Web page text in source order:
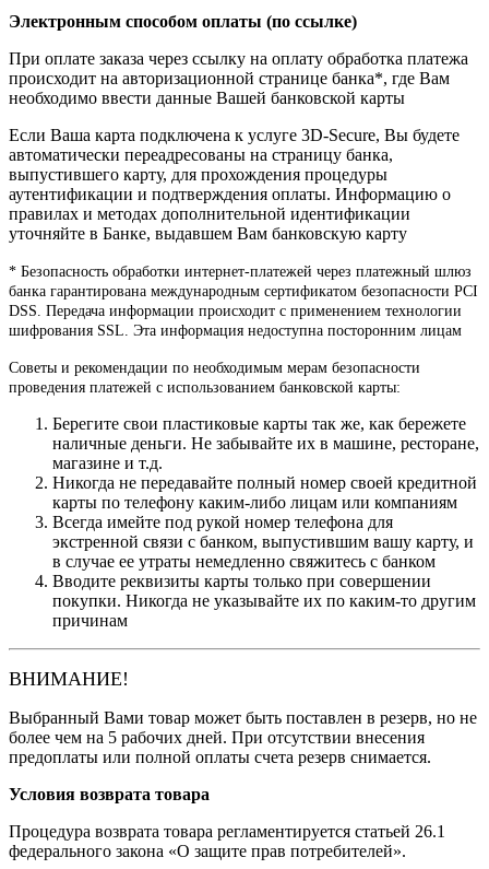
Электронным способом оплаты (по ссылке)
При оплате заказа через ссылку на оплату обработка платежа
происходит на авторизационной странице банка*, где Вам
необходимо ввести данные Вашей банковской карты
Если Ваша карта подключена к услуге 3D-Secure, Вы будете
автоматически переадресованы на страницу банка,
выпустившего карту, для прохождения процедуры
аутентификации и подтверждения оплаты. Информацию о
правилах и методах дополнительной идентификации
уточняйте в Банке, выдавшем Вам банковскую карту
* Безопасность обработки интернет-платежей через платежный шлюз
банка гарантирована международным сертификатом безопасности PCI
DSS. Передача информации происходит с применением технологии
шифрования SSL. Эта информация недоступна посторонним лицам
Советы и рекомендации по необходимым мерам безопасности
проведения платежей с использованием банковской карты:
Берегите свои пластиковые карты так же, как бережете
наличные деньги. Не забывайте их в машине, ресторане,
магазине и т.д.
Никогда не передавайте полный номер своей кредитной
карты по телефону каким-либо лицам или компаниям
Всегда имейте под рукой номер телефона для
экстренной связи с банком, выпустившим вашу карту, и
в случае ее утраты немедленно свяжитесь с банком
Вводите реквизиты карты только при совершении
покупки. Никогда не указывайте их по каким-то другим
причинам
ВНИМАНИЕ!
Выбранный Вами товар может быть поставлен в резерв, но не
более чем на 5 рабочих дней. При отсутствии внесения
предоплаты или полной оплаты счета резерв снимается.
Условия возврата товара
Процедура возврата товара регламентируется статьей 26.1
федерального закона «О защите прав потребителей».